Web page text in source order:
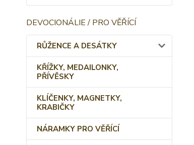
DEVOCIONÁLIE / PRO VĚŘÍCÍ
RŮŽENCE A DESÁTKY
KŘÍŽKY, MEDAILONKY,
PŘÍVĚSKY
KLÍČENKY, MAGNETKY,
KRABIČKY
NÁRAMKY PRO VĚŘÍCÍ